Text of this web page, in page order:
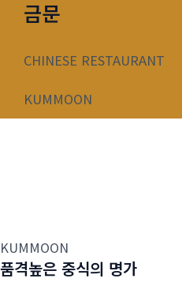
너
금문
CHINESE RESTAURANT
KUMMOON
KUMMOON
품격높은 중식의 명가